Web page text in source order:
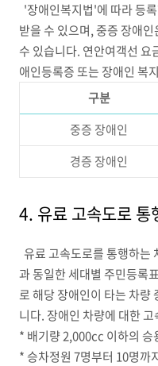
'장애인복지법'에 따라 등
받을 수 있으며, 중증 장애
수 있습니다. 연안여객선 요
애인등록증 또는 장애인 복
구분
중증 장애인
경증 장애인
4. 유료 고속도로 통
유료 고속도로를 통행하는
과 동일한 세대별 주민등록
로 해당 장애인이 타는 차량
니다. 장애인 차량에 대한
* 배기량 2,000cc 이하의 승
* 승차정원 7명부터 10명까